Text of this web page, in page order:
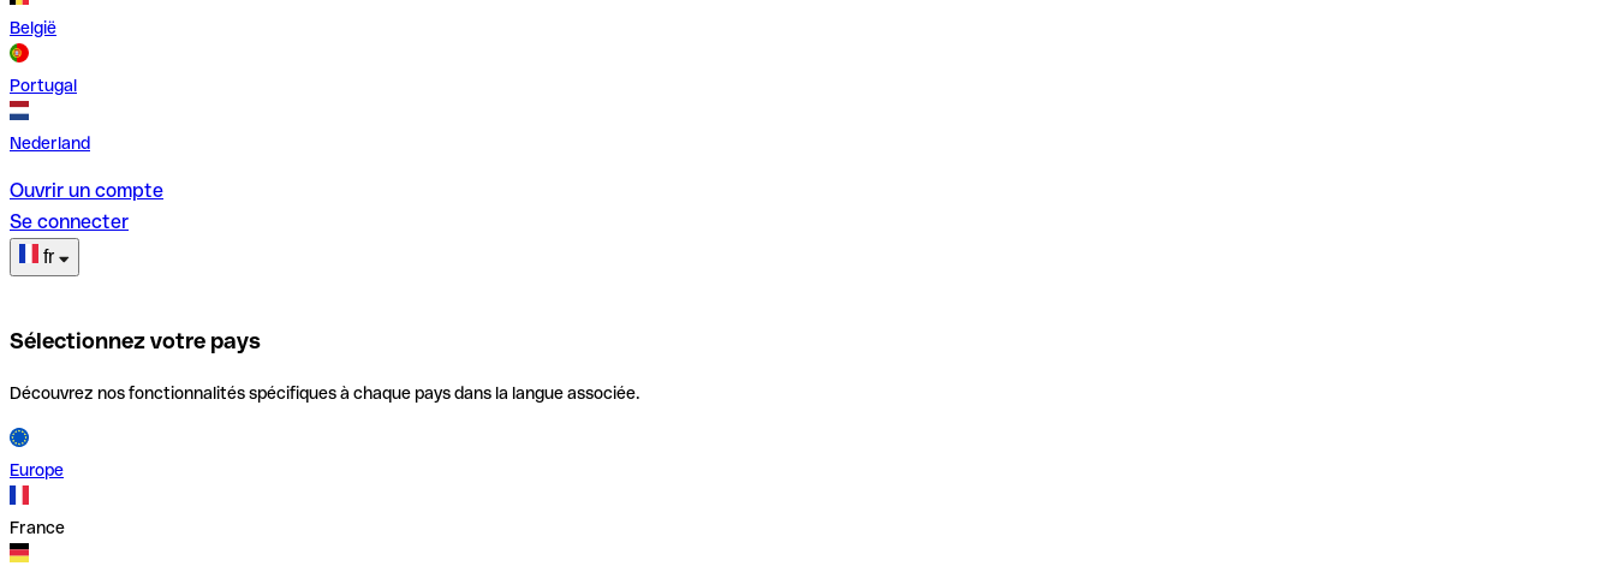
België
Portugal
Nederland
Ouvrir un compte
Se connecter
fr
Sélectionnez votre pays
Découvrez nos fonctionnalités spécifiques à chaque pays dans la langue associée.
Europe
France